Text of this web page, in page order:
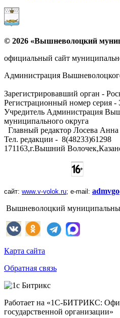
© 2026 «Вышневолоцкий
официальный сайт
Администрация
Зарегистрировавший орган -
Регистрационный номер
Учредитель Администрация
муниципального округа
Главный редактор Лосева Анна
Тел. редакции -
171163,г.Вышний
сайт: www.v-volok.ru; e-mail :
Вышневолоцкий
Карта сайта
Обратная связь
Работает на «1С-БИТРИКС:
государственной организации»